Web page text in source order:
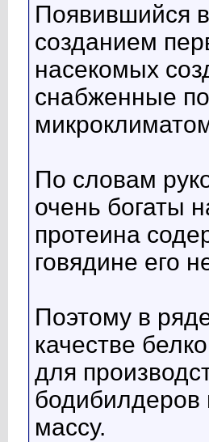
Появившийся
созданием
насекомых
снабженные
По словам
очень богаты
протеина
говядине его
Поэтому в
качестве
для
бодибилдеров
массу.